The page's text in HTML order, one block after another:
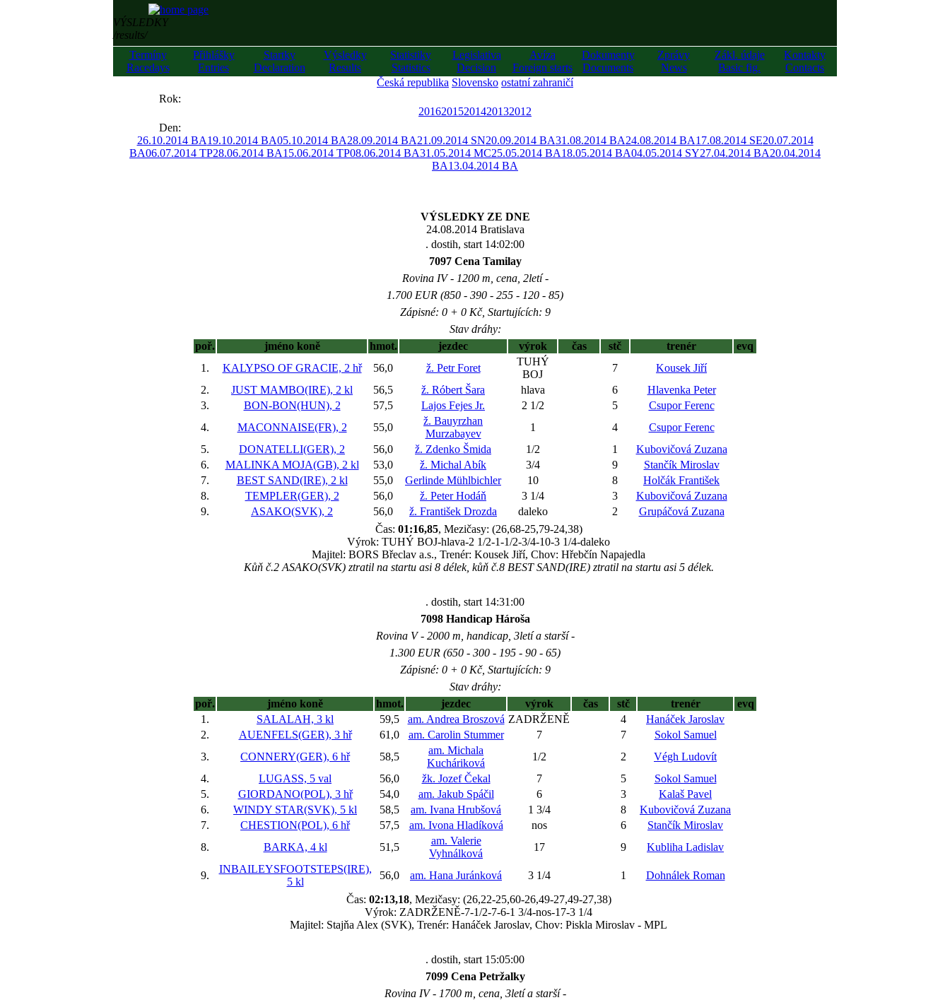
VÝSLEDKY
/results/
Termíny
Racedays
Přihlášky
Entries
Startky
Declaration
Výsledky
Results
Statistiky
Statistics
Legislativa
Decision
Avíza
Foreign starts
Dokumenty
Documents
Zprávy
News
Zákl. údaje
Basic fig.
Kontakty
Contacts
Česká republika Slovensko ostatní zahraničí
Rok:
20162015201420132012
Den:
26.10.2014 BA19.10.2014 BA05.10.2014 BA28.09.2014 BA21.09.2014 SN20.09.2014 BA31.08.2014 BA24.08.2014 BA17.08.2014 SE20.07.2014
BA06.07.2014 TP28.06.2014 BA15.06.2014 TP08.06.2014 BA31.05.2014 MC25.05.2014 BA18.05.2014 BA04.05.2014 SY27.04.2014 BA20.04.2014
BA13.04.2014 BA
VÝSLEDKY ZE DNE
24.08.2014 Bratislava
. dostih, start 14:02:00
7097 Cena Tamilay
Rovina IV - 1200 m, cena, 2letí -
1.700 EUR (850 - 390 - 255 - 120 - 85)
Zápisné: 0 + 0 Kč, Startujících: 9
Stav dráhy:
poř.
jméno koně hmot. jezdec výrok čas stč trenér
evq
1.
KALYPSO OF GRACIE, 2 hř 56,0 ž. Petr Foret
TUHÝ
BOJ
7
Kousek Jiří
2.
JUST MAMBO(IRE), 2 kl 56,5 ž. Róbert Šara hlava 6
Hlavenka Peter
3.
BON-BON(HUN), 2 57,5 Lajos Fejes Jr. 2 1/2 5
Csupor Ferenc
4.
MACONNAISE(FR), 2 55,0
ž. Bauyrzhan
Murzabayev
1 4
Csupor Ferenc
5.
DONATELLI(GER), 2 56,0 ž. Zdenko Šmida 1/2 1
Kubovičová Zuzana
6.
MALINKA MOJA(GB), 2 kl 53,0 ž. Michal Abík 3/4 9
Stančík Miroslav
7.
BEST SAND(IRE), 2 kl 55,0 Gerlinde Mühlbichler 10 8
Holčák František
8.
TEMPLER(GER), 2 56,0 ž. Peter Hodáň 3 1/4 3
Kubovičová Zuzana
9.
ASAKO(SVK), 2 56,0 ž. František Drozda daleko 2
Grupáčová Zuzana
Čas: 01:16,85, Mezičasy: (26,68-25,79-24,38)
Výrok: TUHÝ BOJ-hlava-2 1/2-1-1/2-3/4-10-3 1/4-daleko
Majitel: BORS Břeclav a.s., Trenér: Kousek Jiří, Chov: Hřebčín Napajedla
Kůň č.2 ASAKO(SVK) ztratil na startu asi 8 délek, kůň č.8 BEST SAND(IRE) ztratil na startu asi 5 délek.
. dostih, start 14:31:00
7098 Handicap Hároša
Rovina V - 2000 m, handicap, 3letí a starší -
1.300 EUR (650 - 300 - 195 - 90 - 65)
Zápisné: 0 + 0 Kč, Startujících: 9
Stav dráhy:
poř.
jméno koně hmot. jezdec výrok čas stč trenér
evq
1.
SALALAH, 3 kl 59,5 am. Andrea Broszová ZADRŽENĚ 4
Hanáček Jaroslav
2.
AUENFELS(GER), 3 hř 61,0 am. Carolin Stummer 7 7
Sokol Samuel
3.
CONNERY(GER), 6 hř 58,5
am. Michala
Kucháriková
1/2 2
Végh Ludovít
4.
LUGASS, 5 val 56,0 žk. Jozef Čekal 7 5
Sokol Samuel
5.
GIORDANO(POL), 3 hř 54,0 am. Jakub Spáčil 6 3
Kalaš Pavel
6.
WINDY STAR(SVK), 5 kl 58,5 am. Ivana Hrubšová 1 3/4 8
Kubovičová Zuzana
7.
CHESTION(POL), 6 hř 57,5 am. Ivona Hladíková nos 6
Stančík Miroslav
8.
BARKA, 4 kl 51,5
am. Valerie
Vyhnálková
17 9 Kubliha Ladislav
9.
INBAILEYSFOOTSTEPS(IRE),
5 kl
56,0 am. Hana Juránková 3 1/4 1
Dohnálek Roman
Čas: 02:13,18, Mezičasy: (26,22-25,60-26,49-27,49-27,38)
Výrok: ZADRŽENĚ-7-1/2-7-6-1 3/4-nos-17-3 1/4
Majitel: Stajňa Alex (SVK), Trenér: Hanáček Jaroslav, Chov: Piskla Miroslav - MPL
. dostih, start 15:05:00
7099 Cena Petržalky
Rovina IV - 1700 m, cena, 3letí a starší -